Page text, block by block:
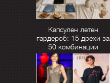
Капсулен летен
гардероб: 15 дрехи за
50 комбинации